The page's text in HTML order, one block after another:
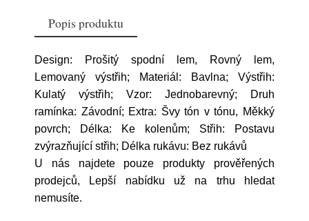
Popis produktu
Design: Prošitý spodní lem, Rovný lem,
Lemovaný výstřih; Materiál: Bavlna; Výstřih:
Kulatý výstřih; Vzor: Jednobarevný; Druh
ramínka: Závodní; Extra: Švy tón v tónu, Měkký
povrch; Délka: Ke kolenům; Střih: Postavu
zvýrazňující střih; Délka rukávu: Bez rukávů
U nás najdete pouze produkty prověřených
prodejců, Lepší nabídku už na trhu hledat
nemusíte.